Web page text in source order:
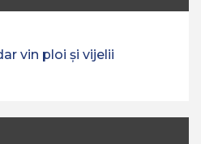
vin ploi și vijelii